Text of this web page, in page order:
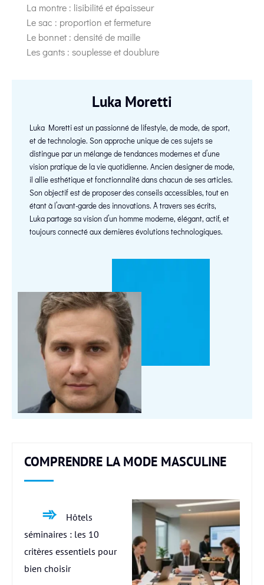
La montre : lisibilité et épaisseur
Le sac : proportion et fermeture
Le bonnet : densité de maille
Les gants : souplesse et doublure
Luka Moretti
Luka Moretti est un passionné de lifestyle, de mode, de sport,
et de technologie. Son approche unique de ces sujets se
distingue par un mélange de tendances modernes et d’une
vision pratique de la vie quotidienne. Ancien designer de mode,
il allie esthétique et fonctionnalité dans chacun de ses articles.
Son objectif est de proposer des conseils accessibles, tout en
étant à l’avant-garde des innovations. À travers ses écrits,
Luka partage sa vision d’un homme moderne, élégant, actif, et
toujours connecté aux dernières évolutions technologiques.
COMPRENDRE LA MODE MASCULINE
Hôtels
séminaires : les 10
critères essentiels pour
bien choisir